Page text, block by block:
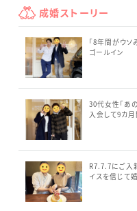
成婚ストーリー
「8年間がウ
ゴールイン
30代女性「あ
入会して9カ月
R7.7.7にご入
イスを信じて